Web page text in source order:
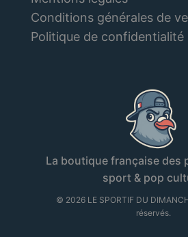
Conditions générales de
Politique de confidentialité
La boutique française des
sport & pop
© 2026 LE SPORTIF DU
réservés.